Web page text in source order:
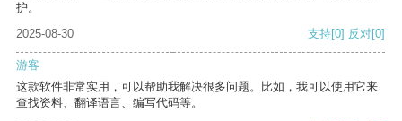
护。
2025-08-30
支持[0] 反对[0]
游客
这款软件非常实用，可以帮助我解决很多问题。比如，我可以使用它来
查找资料、翻译语言、编写代码等。